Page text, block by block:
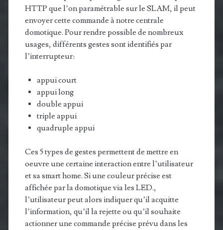
HTTP que l’on paramétrable sur le SLAM, il peut
envoyer cette commande à notre centrale
domotique. Pour rendre possible de nombreux
usages, différents gestes sont identifiés par
l’interrupteur:
appui court
appui long
double appui
triple appui
quadruple appui
Ces 5 types de gestes permettent de mettre en
oeuvre une certaine interaction entre l’utilisateur
et sa smart home. Si une couleur précise est
affichée par la domotique via les LED.,
l’utilisateur peut alors indiquer qu’il acquitte
l’information, qu’il la rejette ou qu’il souhaite
actionner une commande précise prévu dans les